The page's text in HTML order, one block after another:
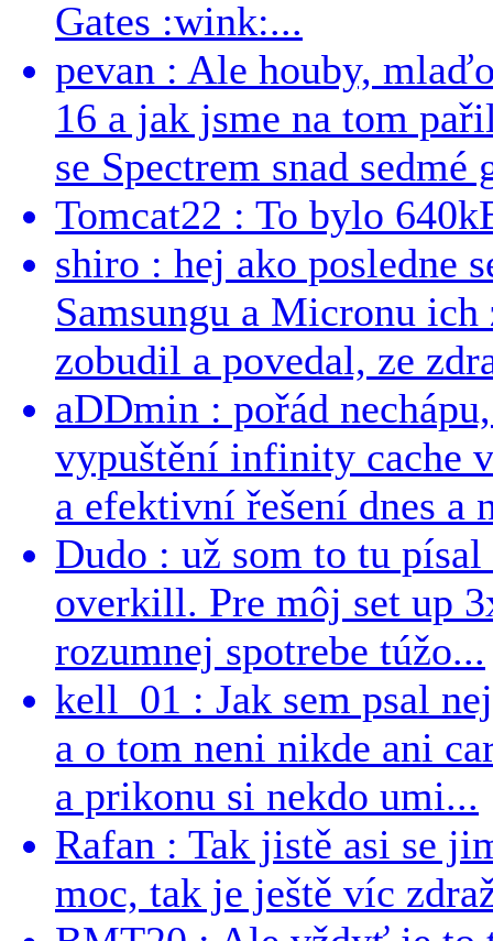
Gates :wink:...
pevan : Ale houby,
16 a jak jsme na tom
se Spectrem snad sedmé
Tomcat22 : To bylo
shiro : hej ako posledne
Samsungu a Micronu
zobudil a povedal, ze
aDDmin : pořád
vypuštění infinity cache
a efektivní řešení dnes a
Dudo : už som to tu
overkill. Pre môj set up
rozumnej spotrebe túžo...
kell_01 : Jak sem psal
a o tom neni nikde ani
a prikonu si nekdo umi...
Rafan : Tak jistě asi se
moc, tak je ještě víc